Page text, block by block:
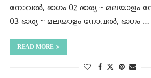
നോവൽ, ഭാഗം 02 ഭാര്യ ~ മലയാളം
03 ഭാര്യ ~ മലയാളം നോവൽ, ഭാഗം …
READ MORE